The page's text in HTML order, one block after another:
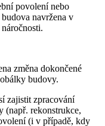
povolení nebo
navržena v
změna dokončené
budovy.
zajistit zpracování
(např. rekonstrukce,
(i v případě, kdy